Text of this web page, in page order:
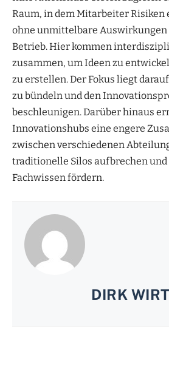
Raum, in dem Mitarbeiter Risiken
ohne unmittelbare Auswirkungen
Betrieb. Hier kommen
zusammen, um Ideen zu
zu erstellen. Der Fokus liegt
zu bündeln und den
beschleunigen. Darüber hinaus
Innovationshubs eine engere
zwischen verschiedenen
traditionelle Silos aufbrechen und
Fachwissen fördern.
DIRK